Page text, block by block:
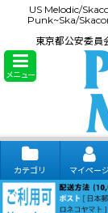
US Melodic/
Punk~Ska/
東京都公安委員
メニュー
カテゴリ マイペー